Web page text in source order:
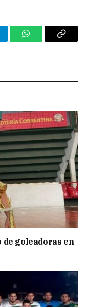
WhatsAppCopy
goleadoras en